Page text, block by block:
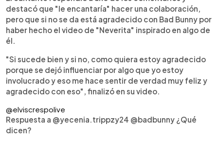
destacó que "le encantaría" hacer una colaboración,
pero que si no se da está agradecido con Bad Bunny por
haber hecho el video de "Neverita" inspirado en algo de
él.
"Si sucede bien y si no, como quiera estoy agradecido
porque se dejó influenciar por algo que yo estoy
involucrado y eso me hace sentir de verdad muy feliz y
agradecido con eso", finalizó en su video.
@elviscrespolive
Respuesta a @yecenia.trippzy24 @badbunny ¿Qué
dicen?